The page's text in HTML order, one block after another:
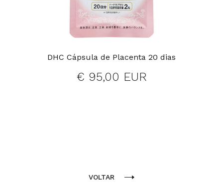
DHC Cápsula de Placenta 20 dias
€ 95,00 EUR
VOLTAR